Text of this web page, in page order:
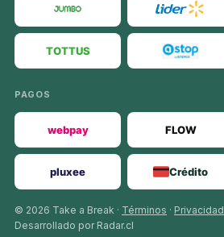
TOTTUS
PAGOS
webpay FLOW
pluxee Crédito
© 2026 Take a Break · Términos · Privacidad
Desarrollado por Radar.cl